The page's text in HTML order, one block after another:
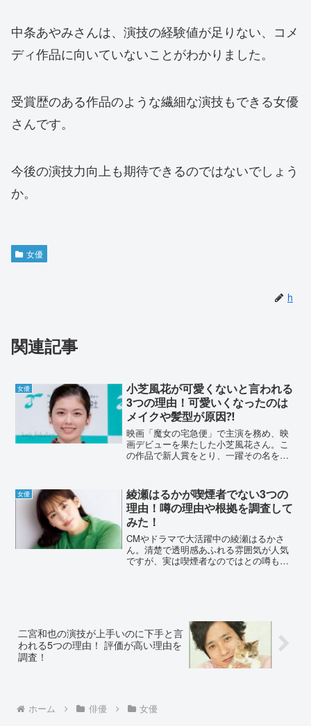
中条あやみさんは、演技の経験値が足りない、コメ
ディ作品に向いていないことがわかりました。
受賞歴のある作品のような繊細な演技もできる女優
さんです。
今後の演技力向上も期待できるのではないでしょう
か。
女優
h
関連記事
女優
小芝風花が可愛くないと言われる
3つの理由！可愛いくなったのは
メイクや髪型が原因⁈
映画「魔女の宅急便」で主演を務め、映
画デビューを果たした小芝風花さん。こ
の作品で新人賞をとり、一躍その名を広
回は、その理由について調査してみまし
た。小芝風花が可愛くない...
女優
綾瀬はるかが喫煙者でない3つの
理由！噂の理由や根拠を調査して
みた！
CMやドラマで大活躍中の綾瀬はるかさ
ん。清楚で透明感あふれる雰囲気が人気
ですが、実は喫煙者なのではとの噂もあ
二宮和也の演技が上手いのに下手と言
われる5つの理由！ 評価が高い理由を
調査！
ホーム 俳優 女優